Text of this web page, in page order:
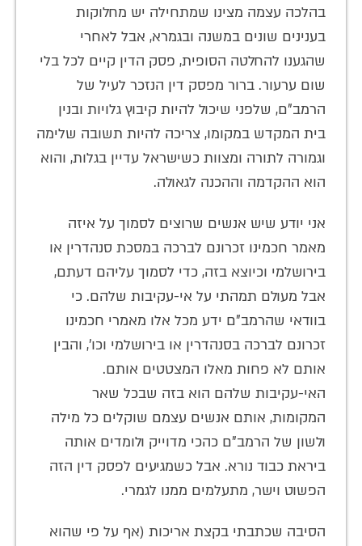
בהלכה עצמה מצינו שמתחילה יש מחלוקות
בענינים שונים במשנה ובגמרא, אבל לאחרי
שהגענו להחלטה הסופית, פסק הדין קיים לכל בלי
שום ערעור. ברור מפסק דין הנזכר לעיל של
הרמב"ם, שלפני שיכול להיות קיבוץ גלויות ובנין
בית המקדש במקומו, צריכה להיות תשובה שלימה
וגמורה לתורה ומצוות כשישראל עדיין בגלות, והוא
הוא ההקדמה וההכנה לגאולה.
אני יודע שיש אנשים שרוצים לסמוך על איזה
מאמר חכמינו זכרונם לברכה במסכת סנהדרין או
בירושלמי וכיוצא בזה, כדי לסמוך עליהם דעתם,
אבל מעולם תמהתי על אי-עקיבות שלהם. כי
בוודאי שהרמב"ם ידע מכל אלו מאמרי חכמינו
זכרונם לברכה בסנהדרין או בירושלמי וכו', והבין
אותם לא פחות מאלו המצטטים אותם.
האי-עקיבות שלהם הוא בזה שבכל שאר
המקומות, אותם אנשים עצמם שוקלים כל מילה
ולשון של הרמב"ם כהכי מדוייק ולומדים אותה
ביראת כבוד נורא. אבל כשמגיעים לפסק דין הזה
הפשוט וישר, מתעלמים ממנו לגמרי.
הסיבה שכתבתי בקצת אריכות (אף על פי שהוא